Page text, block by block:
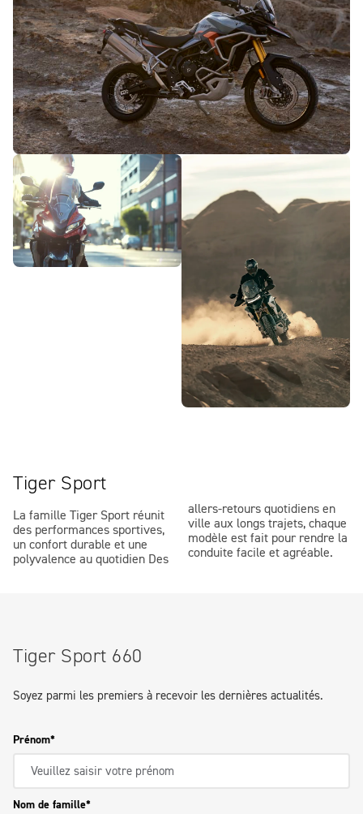
Tiger Sport
La famille Tiger Sport réunit
des performances sportives,
un confort durable et une
polyvalence au quotidien Des
allers-retours quotidiens en
ville aux longs trajets, chaque
modèle est fait pour rendre la
conduite facile et agréable.
Tiger Sport 660
Soyez parmi les premiers à recevoir les dernières actualités.
Prénom
Nom de famille